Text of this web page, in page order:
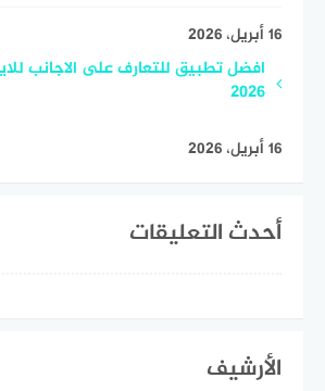
16 أبريل، 2026
افضل تطبيق للتعارف على الاجانب
2026
16 أبريل، 2026
أحدث التعليقات
الأرشيف